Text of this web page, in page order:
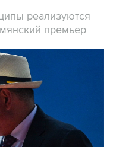
реализуются
премьер